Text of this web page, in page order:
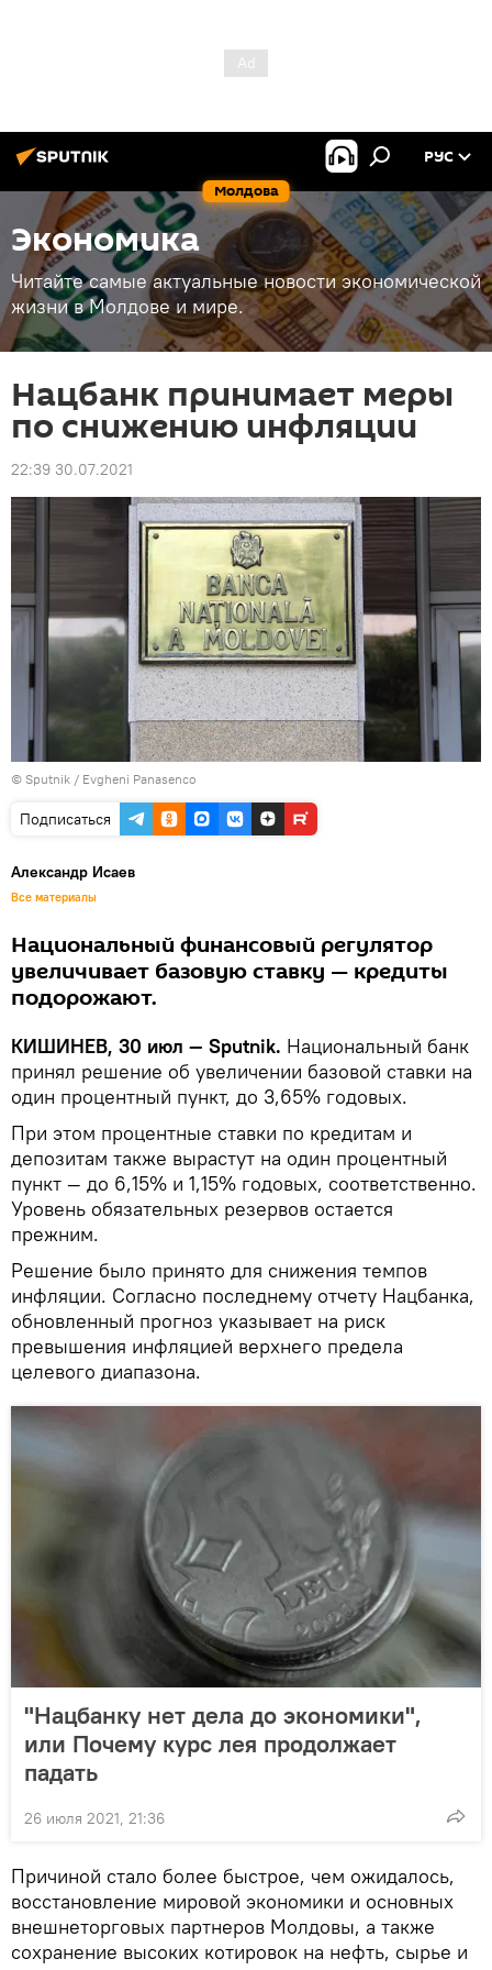
Молдова
РУС
Экономика
Читайте самые актуальные новости экономической
жизни в Молдове и мире.
Нацбанк принимает меры
по снижению инфляции
22:39 30.07.2021
© Sputnik / Evgheni Panasenco
Подписаться
Александр Исаев
Все материалы
Национальный финансовый регулятор
увеличивает базовую ставку — кредиты
подорожают.
КИШИНЕВ, 30 июл — Sputnik. Национальный банк
принял решение об увеличении базовой ставки на
один процентный пункт, до 3,65% годовых.
При этом процентные ставки по кредитам и
депозитам также вырастут на один процентный
пункт — до 6,15% и 1,15% годовых, соответственно.
Уровень обязательных резервов остается
прежним.
Решение было принято для снижения темпов
инфляции. Согласно последнему отчету Нацбанка,
обновленный прогноз указывает на риск
превышения инфляцией верхнего предела
целевого диапазона.
"Нацбанку нет дела до экономики",
или Почему курс лея продолжает
падать
26 июля 2021, 21:36
Причиной стало более быстрое, чем ожидалось,
восстановление мировой экономики и основных
внешнеторговых партнеров Молдовы, а также
сохранение высоких котировок на нефть, сырье и